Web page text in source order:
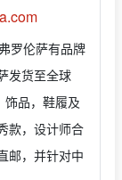
罗伦萨有品牌
发货至全球
品，鞋履及
款，设计师合
邮，并针对中